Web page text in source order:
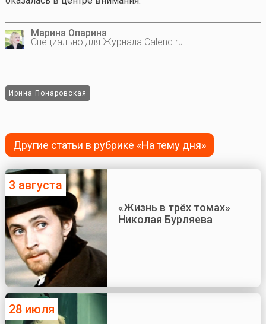
Марина Опарина
Специально для Журнала Calend.ru
Ирина Понаровская
Другие статьи в рубрике «На тему дня»
3 августа
«Жизнь в трёх томах»
Николая Бурляева
28 июля